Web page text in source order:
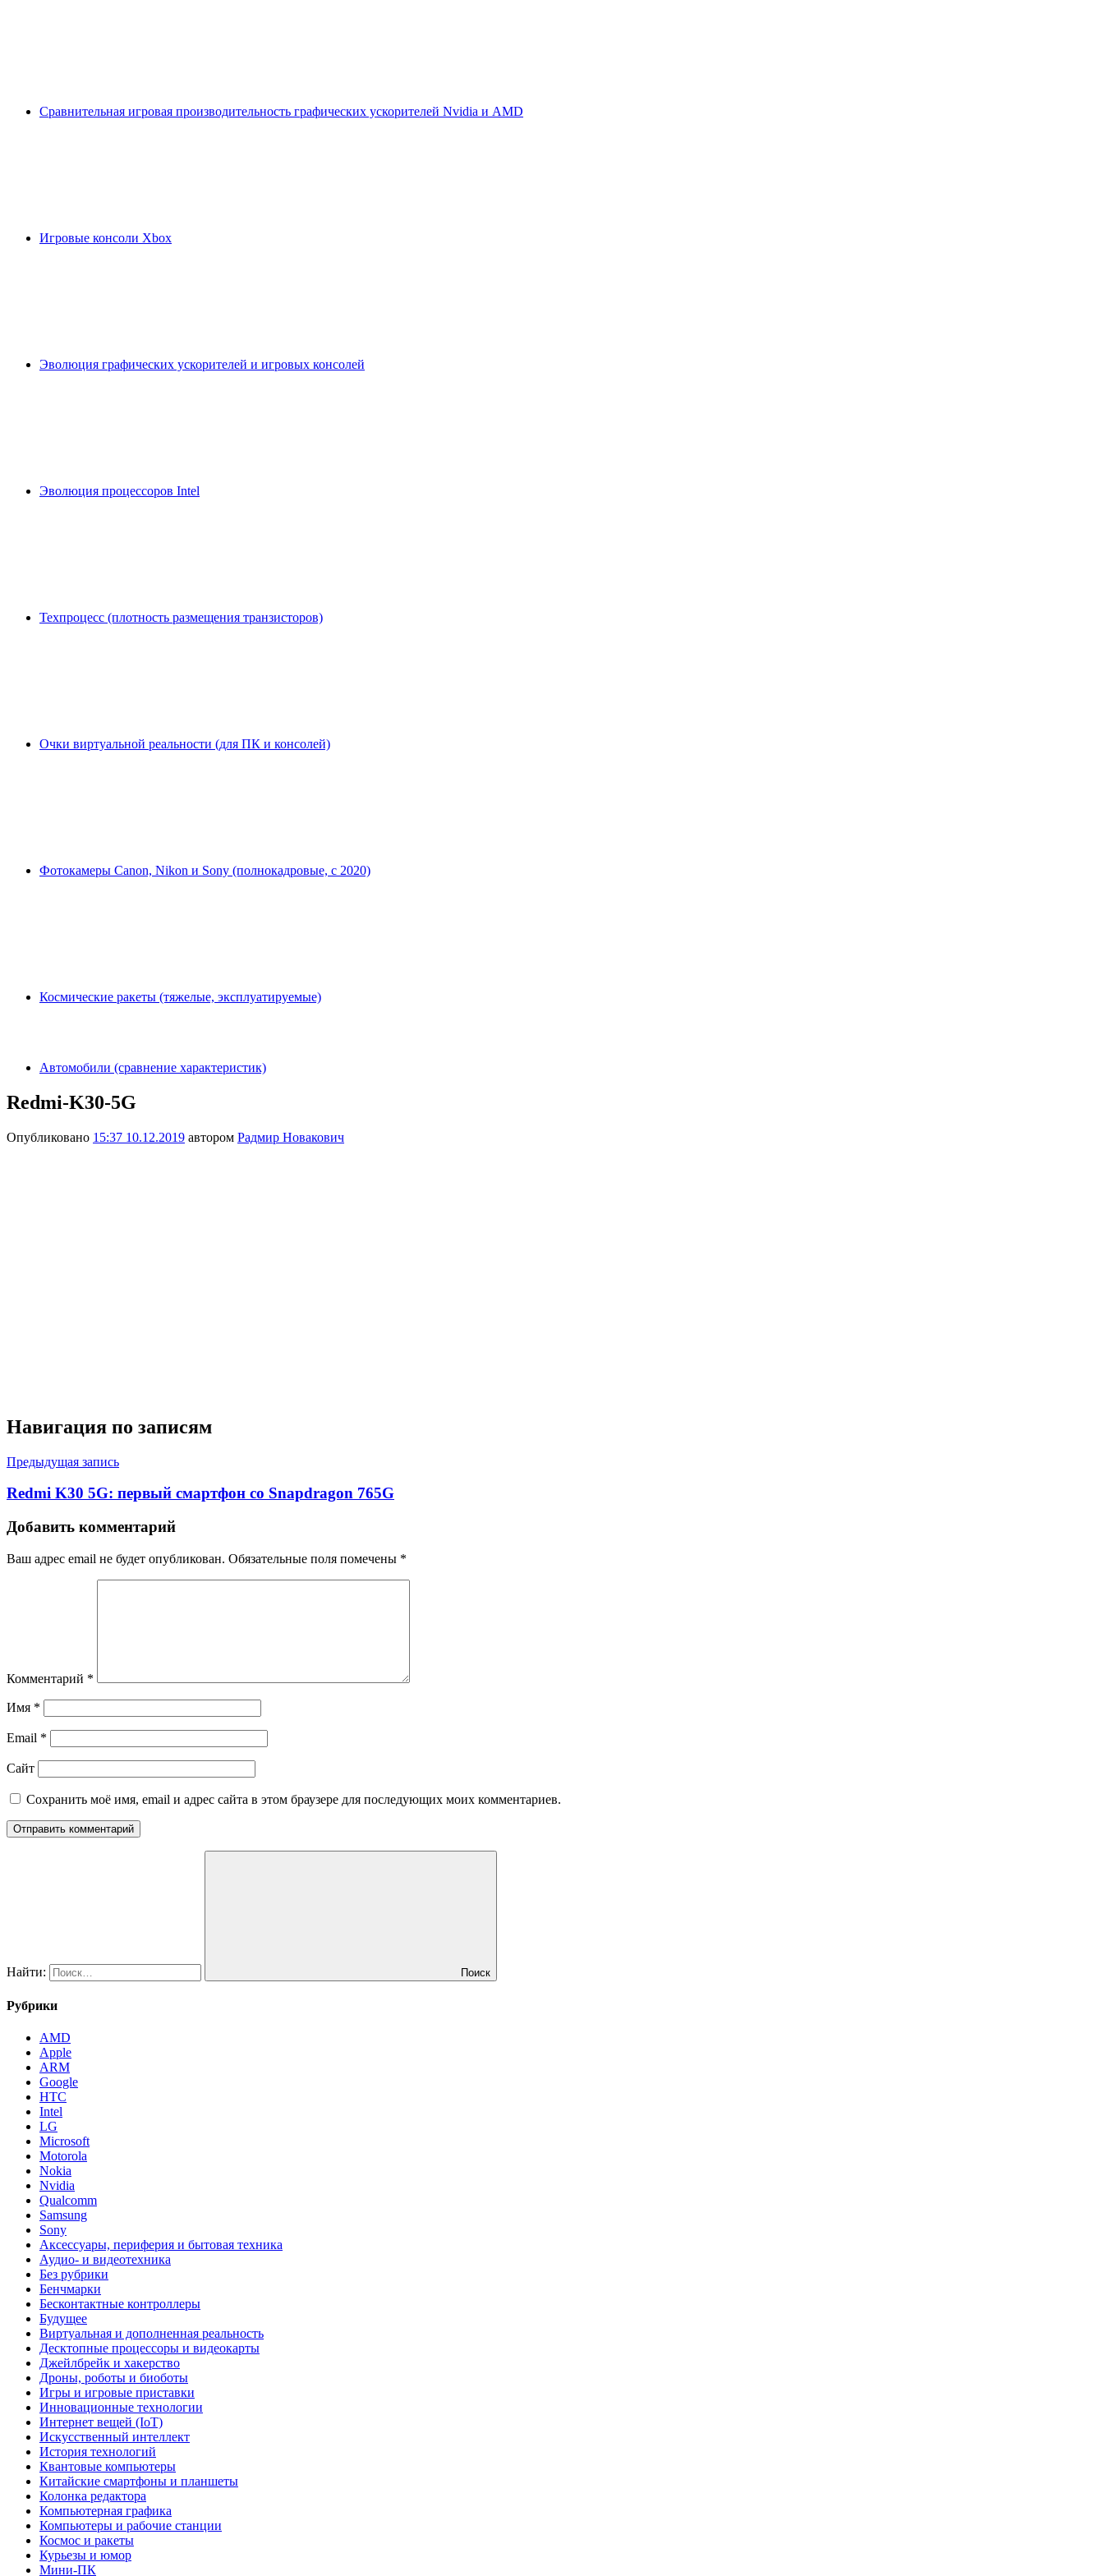
Сравнительная игровая производительность графических ускорителей Nvidia и AMD
Игровые консоли Xbox
Эволюция графических ускорителей и игровых консолей
Эволюция процессоров Intel
Техпроцесс (плотность размещения транзисторов)
Очки виртуальной реальности (для ПК и консолей)
Фотокамеры Canon, Nikon и Sony (полнокадровые, с 2020)
Космические ракеты (тяжелые, эксплуатируемые)
Автомобили (сравнение характеристик)
Redmi-K30-5G
Опубликовано 15:37 10.12.2019 автором Радмир Новакович
Навигация по записям
Предыдущая запись
Redmi K30 5G: первый смартфон со Snapdragon 765G
Добавить комментарий
Ваш адрес email не будет опубликован. Обязательные поля помечены *
Комментарий *
Имя *
Email *
Сайт
Сохранить моё имя, email и адрес сайта в этом браузере для последующих моих комментариев.
Найти: Поиск
Рубрики
AMD
Apple
ARM
Google
HTC
Intel
LG
Microsoft
Motorola
Nokia
Nvidia
Qualcomm
Samsung
Sony
Аксессуары, периферия и бытовая техника
Аудио- и видеотехника
Без рубрики
Бенчмарки
Бесконтактные контроллеры
Будущее
Виртуальная и дополненная реальность
Десктопные процессоры и видеокарты
Джейлбрейк и хакерство
Дроны, роботы и биоботы
Игры и игровые приставки
Инновационные технологии
Интернет вещей (IoT)
Искусственный интеллект
История технологий
Квантовые компьютеры
Китайские смартфоны и планшеты
Колонка редактора
Компьютерная графика
Компьютеры и рабочие станции
Космос и ракеты
Курьезы и юмор
Мини-ПК